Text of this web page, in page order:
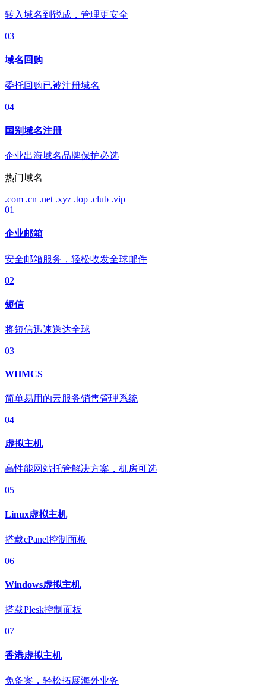
转入域名到锐成，管理更安全
03
域名回购
委托回购已被注册域名
04
国别域名注册
企业出海域名品牌保护必选
热门域名
.com .cn .net .xyz .top .club .vip
01
企业邮箱
安全邮箱服务，轻松收发全球邮件
02
短信
将短信迅速送达全球
03
WHMCS
简单易用的云服务销售管理系统
04
虚拟主机
高性能网站托管解决方案，机房可选
05
Linux虚拟主机
搭载cPanel控制面板
06
Windows虚拟主机
搭载Plesk控制面板
07
香港虚拟主机
免备案，轻松拓展海外业务